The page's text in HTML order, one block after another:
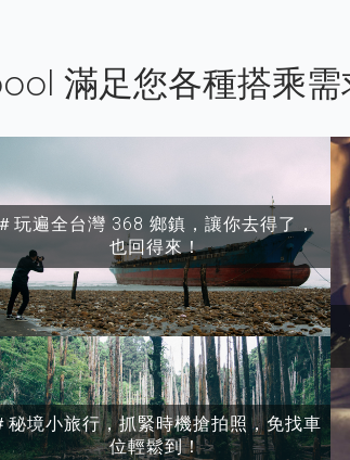
滿足您各種搭乘需
＃玩遍全台灣 368 鄉鎮，讓你去得了，
也回得來！
秘境小旅行，抓緊時機搶拍照，免找車
位輕鬆到！